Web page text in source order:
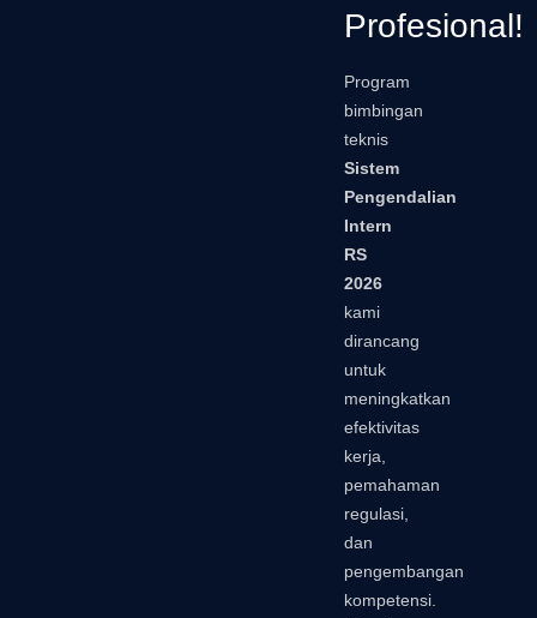
Profesional!
Program
bimbingan
teknis
Sistem
Pengendalian
Intern
RS
2026
kami
dirancang
untuk
meningkatkan
efektivitas
kerja,
pemahaman
regulasi,
dan
pengembangan
kompetensi.